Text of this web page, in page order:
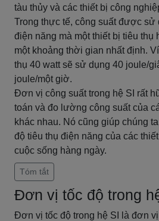
tàu thủy và các thiết bị công
Trong thực tế, công suất được
điện năng mà một thiết bị tiêu thụ
một khoảng thời gian nhất định.
thụ 40 watt sẽ sử dụng 40 joule/
joule/một giờ.
Đơn vị công suất trong hệ SI rất
toán và đo lường công suất của
khác nhau. Nó cũng giúp chúng
độ tiêu thụ điện năng của các
cuộc sống hàng ngày.
Tóm tắt
Đơn vị tốc độ trong
Đơn vị tốc độ trong hệ SI là đơn